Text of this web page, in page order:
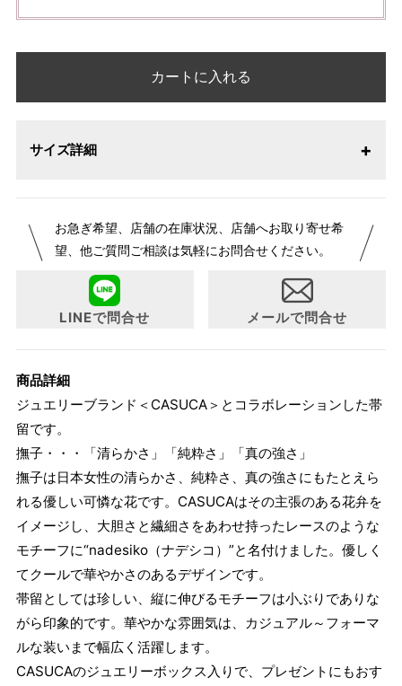
カートに入れる
サイズ詳細
お急ぎ希望、店舗の在庫状況、店舗へお取り寄せ希
望、他ご質問ご相談は気軽にお問合せください。
LINEで問合せ メールで問合せ
商品詳細
ジュエリーブランド＜CASUCA＞とコラボレーションした帯
留です。
撫子・・・「清らかさ」「純粋さ」「真の強さ」
撫子は日本女性の清らかさ、純粋さ、真の強さにもたとえら
れる優しい可憐な花です。CASUCAはその主張のある花弁を
イメージし、大胆さと繊細さをあわせ持ったレースのような
モチーフに“nadesiko（ナデシコ）”と名付けました。優しく
てクールで華やかさのあるデザインです。
帯留としては珍しい、縦に伸びるモチーフは小ぶりでありな
がら印象的です。華やかな雰囲気は、カジュアル～フォーマ
ルな装いまで幅広く活躍します。
CASUCAのジュエリーボックス入りで、プレゼントにもおす